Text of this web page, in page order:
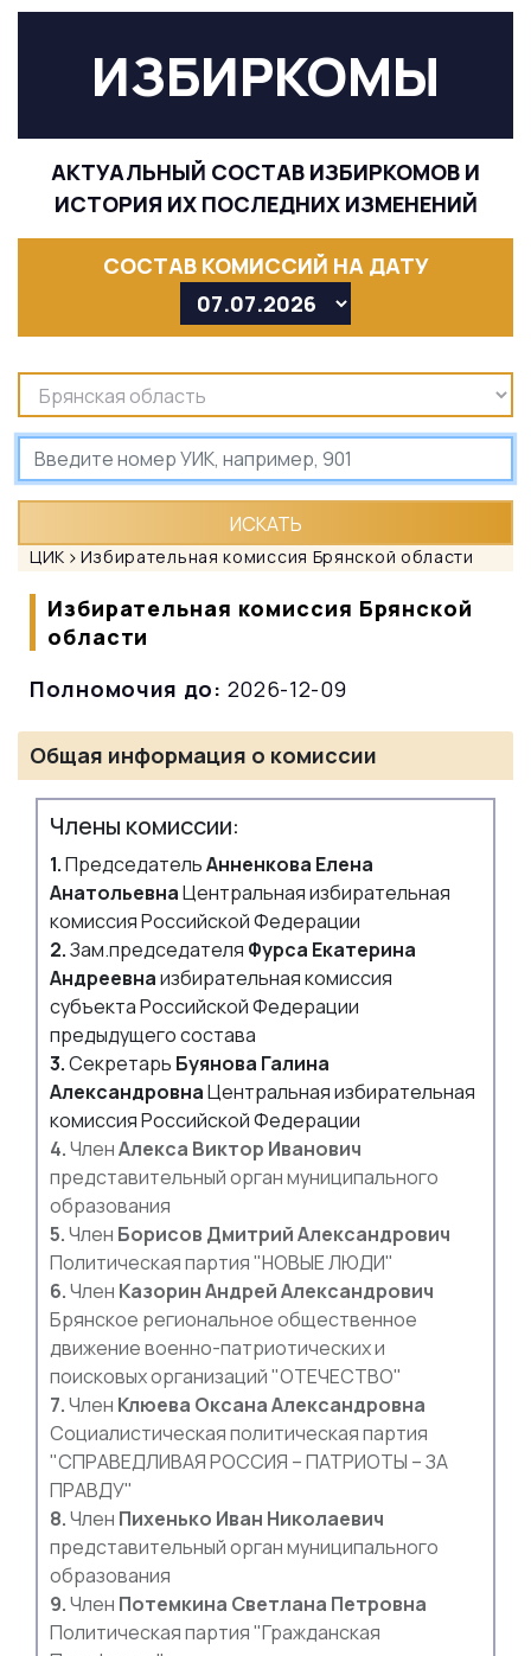
ИЗБИРКОМЫ
АКТУАЛЬНЫЙ СОСТАВ ИЗБИРКОМОВ И
ИСТОРИЯ ИХ ПОСЛЕДНИХ ИЗМЕНЕНИЙ
СОСТАВ КОМИССИЙ НА ДАТУ
ИСКАТЬ
ЦИК Избирательная комиссия Брянской области
Избирательная комиссия Брянской
области
Полномочия до: 2026-12-09
Общая информация о комиссии
Члены комиссии:
1.ПредседательАнненкова Елена
АнатольевнаЦентральная избирательная
комиссия Российской Федерации
2.Зам.председателя Фурса Екатерина
Андреевнаизбирательная комиссия
субъекта Российской Федерации
предыдущего состава
3.Секретарь Буянова Галина
АлександровнаЦентральная избирательная
комиссия Российской Федерации
4.ЧленАлекса Виктор Иванович
представительный орган муниципального
образования
5.Член Борисов Дмитрий Александрович
Политическая партия "НОВЫЕ ЛЮДИ"
6.Член Казорин Андрей Александрович
Брянское региональное общественное
движение военно-патриотических и
поисковых организаций "ОТЕЧЕСТВО"
7.Член Клюева Оксана Александровна
Социалистическая политическая партия
"СПРАВЕДЛИВАЯ РОССИЯ – ПАТРИОТЫ – ЗА
ПРАВДУ"
8.Член Пихенько Иван Николаевич
представительный орган муниципального
образования
9.Член Потемкина Светлана Петровна
Политическая партия "Гражданская